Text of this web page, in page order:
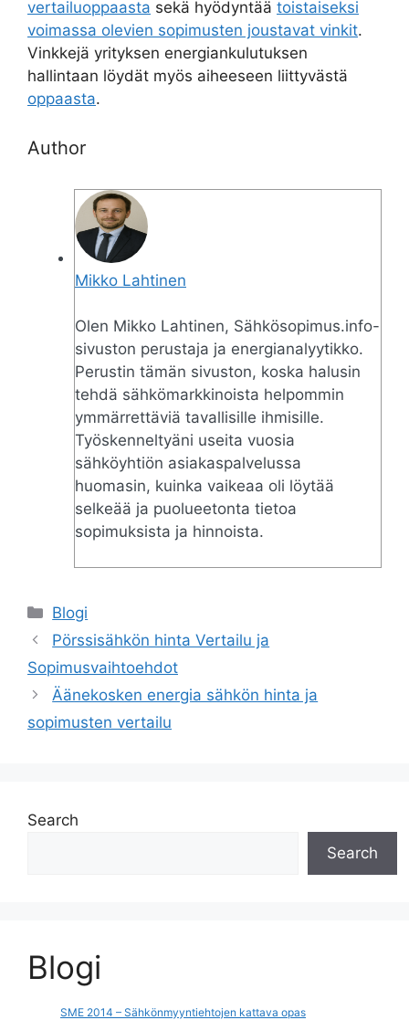
vertailuoppaasta sekä hyödyntää toistaiseksi
voimassa olevien sopimusten joustavat vinkit.
Vinkkejä yrityksen energiankulutuksen
hallintaan löydät myös aiheeseen liittyvästä
oppaasta.
Author
Mikko Lahtinen
Olen Mikko Lahtinen, Sähkösopimus.info-
sivuston perustaja ja energianalyytikko.
Perustin tämän sivuston, koska halusin
tehdä sähkömarkkinoista helpommin
ymmärrettäviä tavallisille ihmisille.
Työskenneltyäni useita vuosia
sähköyhtiön asiakaspalvelussa
huomasin, kuinka vaikeaa oli löytää
selkeää ja puolueetonta tietoa
sopimuksista ja hinnoista.
Categories
Blogi
Pörssisähkön hinta Vertailu ja
Sopimusvaihtoehdot
Äänekosken energia sähkön hinta ja
sopimusten vertailu
Search
Search
Blogi
SME 2014 – Sähkönmyyntiehtojen kattava opas